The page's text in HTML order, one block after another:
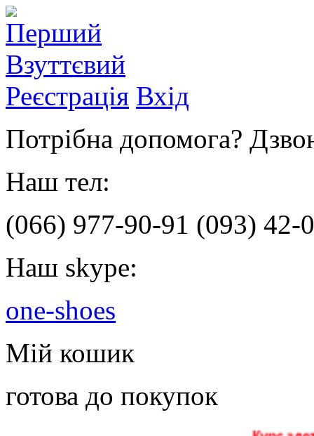
Реєстрація Вхід
Потрібна допомога?
Наш тел:
(066) 977-90-91 (093) 42-
Наш skype:
one-shoes
Мій кошик
готова до покупок